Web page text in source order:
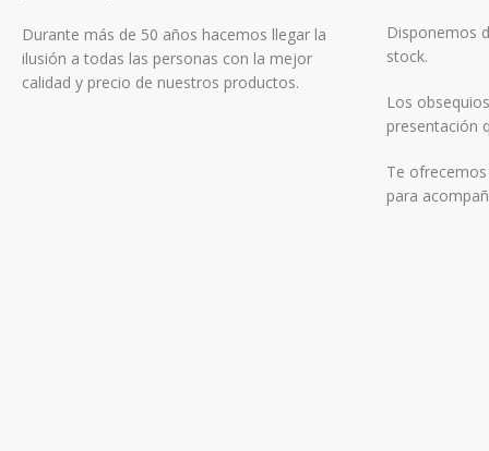
Durante más de 50 años hacemos llegar la
ilusión a todas las personas con la mejor
calidad y precio de nuestros productos.
Disponemos
stock.
Los
presentación
Te
para